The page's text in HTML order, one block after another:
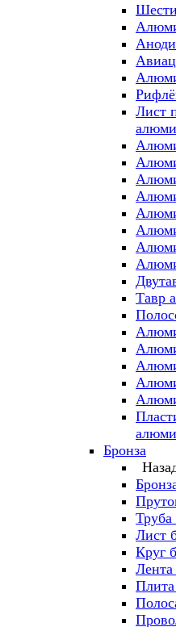
Лист
Тавр
Бронза
Труба
Лист
Круг
Лента
Плита